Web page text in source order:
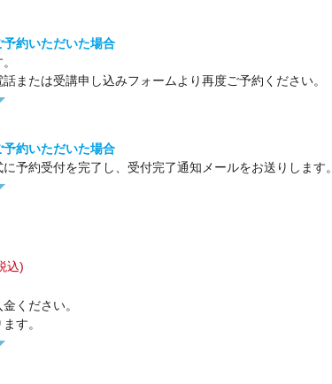
約いただいた場合
または受講申し込みフォームより再度ご予約ください。
約いただいた場合
予約受付を完了し、受付完了通知メールをお送りします。
込)
ください。
す。